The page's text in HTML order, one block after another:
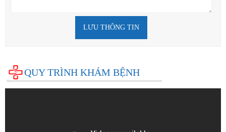
LƯU THÔNG TIN
QUY TRÌNH KHÁM BỆNH